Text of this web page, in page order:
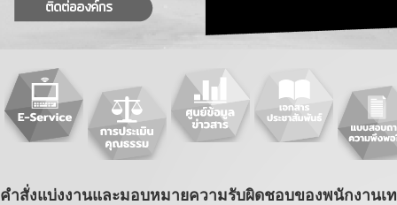
คำสั่งแบ่งงานและมอบหมายความรับผิดชอบของพนักงานเ